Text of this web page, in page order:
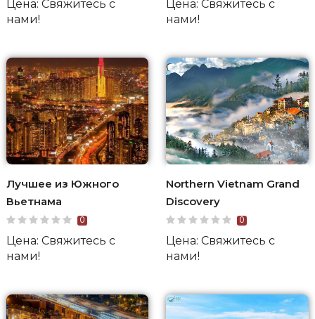
Цена: Свяжитесь с
нами!
Цена: Свяжитесь с
нами!
Лучшее из Южного
Вьетнама
0
Цена: Свяжитесь с
нами!
Northern Vietnam Grand
Discovery
0
Цена: Свяжитесь с
нами!